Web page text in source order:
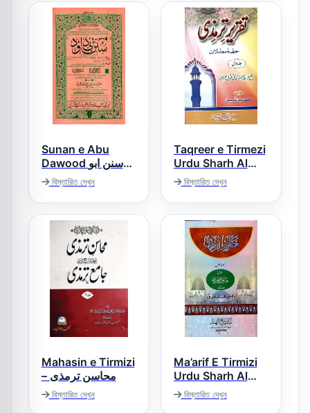
Sunan e Abu
Dawood سنن ابو
داؤد
বিস্তারিত দেখুন
Taqreer e Tirmezi
Urdu Sharh Al
Tirmizi Moamlaat
تقریر ترمذی حصہ
معاملات
বিস্তারিত দেখুন
Mahasin e Tirmizi
– محاسن ترمذی
বিস্তারিত দেখুন
Ma’arif E Tirmizi
Urdu Sharh Al
Tirmizi معارف
ترمذی اردو شرح
বিস্তারিত দেখুন